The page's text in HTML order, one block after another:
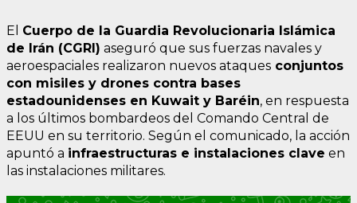
El Cuerpo de la Guardia Revolucionaria Islámica
de Irán (CGRI) aseguró que sus fuerzas navales y
aeroespaciales realizaron nuevos ataques conjuntos
con misiles y drones contra bases
estadounidenses en Kuwait y Baréin, en respuesta
a los últimos bombardeos del Comando Central de
EEUU en su territorio. Según el comunicado, la acción
apuntó a infraestructuras e instalaciones clave en
las instalaciones militares.